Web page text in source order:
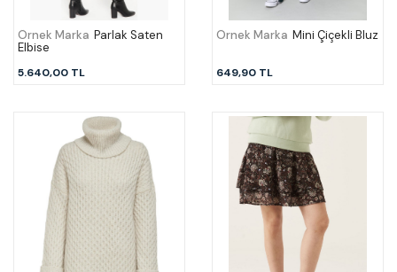
Örnek Marka Parlak Saten
Elbise
5.640,00 TL
Örnek Marka Mini Çiçekli Bluz
649,90 TL